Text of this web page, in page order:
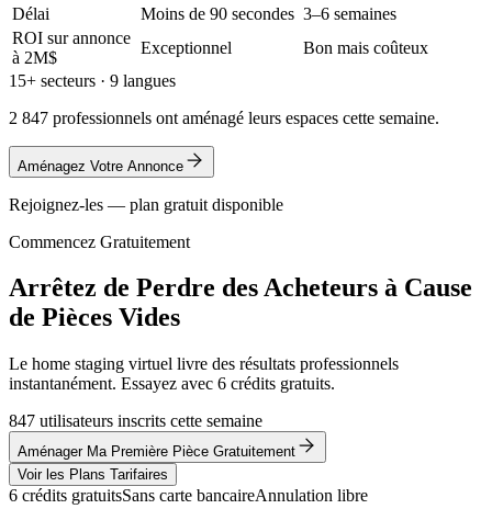
Délai
Moins de 90 secondes 3–6 semaines
ROI sur annonce
à 2M$
Exceptionnel
Bon mais coûteux
15+ secteurs · 9 langues
2 847 professionnels ont aménagé leurs espaces cette semaine.
Aménagez Votre Annonce
Rejoignez-les — plan gratuit disponible
Commencez Gratuitement
Arrêtez de Perdre des Acheteurs à Cause
de Pièces Vides
Le home staging virtuel livre des résultats professionnels
instantanément. Essayez avec 6 crédits gratuits.
847 utilisateurs inscrits cette semaine
Aménager Ma Première Pièce Gratuitement
Voir les Plans Tarifaires
6 crédits gratuitsSans carte bancaireAnnulation libre